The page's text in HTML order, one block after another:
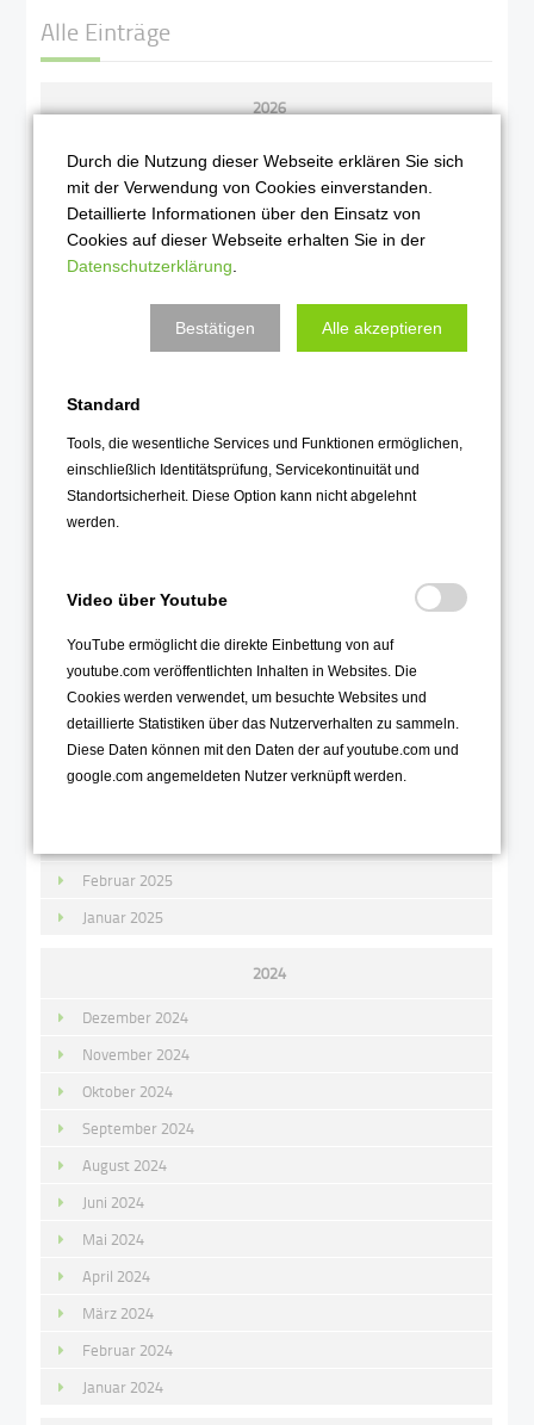
Alle Einträge
2026
August 2026
Juli 2026
Juni 2026
Mai 2026
April 2026
Januar 2026
2025
August 2025
Juli 2025
Juni 2025
Mai 2025
Februar 2025
Januar 2025
2024
Dezember 2024
November 2024
Oktober 2024
September 2024
August 2024
Juni 2024
Mai 2024
April 2024
März 2024
Februar 2024
Januar 2024
Durch die Nutzung dieser Webseite erklären Sie sich
mit der Verwendung von Cookies einverstanden.
Detaillierte Informationen über den Einsatz von
Cookies auf dieser Webseite erhalten Sie in der
Datenschutzerklärung
Bestätigen Alle akzeptieren
Standard
Tools, die wesentliche Services und Funktionen ermöglichen,
einschließlich Identitätsprüfung, Servicekontinuität und
Standortsicherheit. Diese Option kann nicht abgelehnt
werden.
Video über Youtube
YouTube ermöglicht die direkte Einbettung von auf
youtube.com veröffentlichten Inhalten in Websites. Die
Cookies werden verwendet, um besuchte Websites und
detaillierte Statistiken über das Nutzerverhalten zu sammeln.
Diese Daten können mit den Daten der auf youtube.com und
google.com angemeldeten Nutzer verknüpft werden.